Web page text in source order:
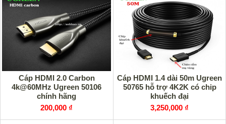
Cáp HDMI 2.0 Carbon
4k@60MHz Ugreen 50106
chính hãng
200,000 ₫
Cáp HDMI 1.4 dài 50m Ugreen
50765 hỗ trợ 4K2K có chip
khuếch đại
3,250,000 ₫